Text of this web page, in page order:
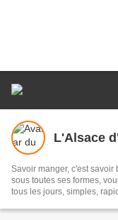
L'Alsace
Savoir manger, c'est
sous toutes ses formes,
tous les jours, simples,
la newsletter et à ...